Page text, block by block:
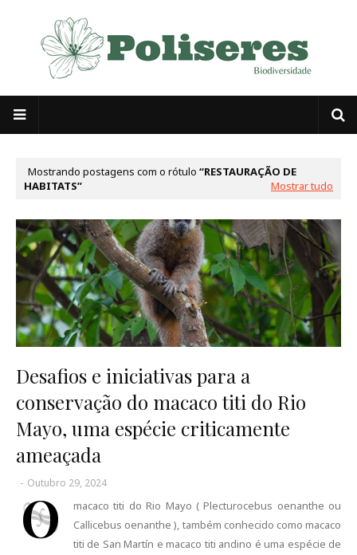
Mostrando postagens com o rótulo
RESTAURAÇÃO DE
HABITATS
Mostrar tudo
Desafios e iniciativas para a
conservação do macaco titi do Rio
Mayo, uma espécie criticamente
ameaçada
- Outubro 29, 2024
O
macaco titi do Rio Mayo ( Plecturocebus oenanthe ou
Callicebus oenanthe ), também conhecido como macaco
titi de San Martín e macaco titi andino é uma espécie de